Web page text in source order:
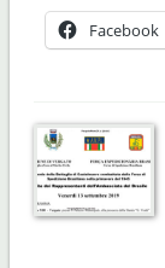
Facebook